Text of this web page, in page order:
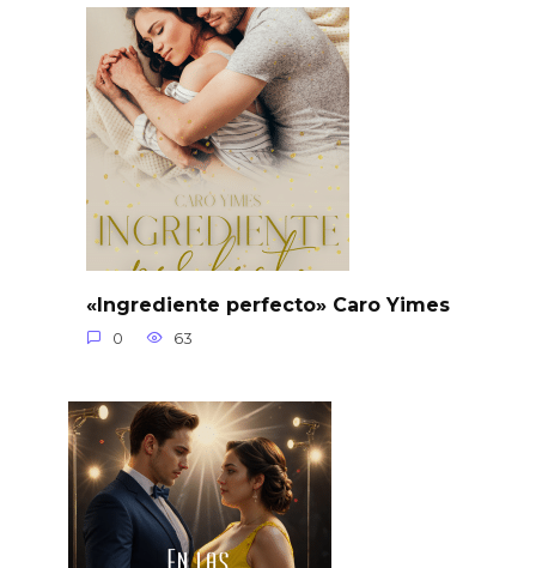
«Ingrediente perfecto» Caro Yimes
0 63